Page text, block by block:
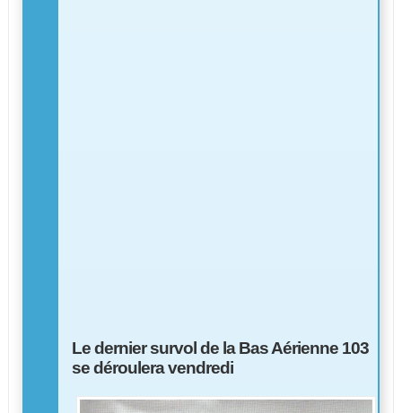
Le dernier survol de la Bas Aérienne 103
se déroulera vendredi